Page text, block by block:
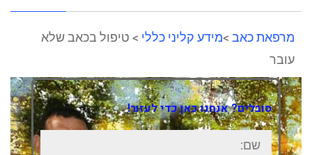
מרפאת כאב >מידע קליני כללי > טיפול בכאב שלא
עובר
סובלים? אנחנו כאן כדי לעזור!
שם: